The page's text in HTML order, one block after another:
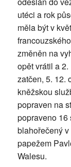
utéci a rok
měla být v
změněn na
opět vrátil a
zatčen, 5. 12.
kněžskou
popraven na
popraveno 16
blahořečený
papežem
Walesu.